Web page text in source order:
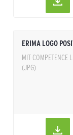
ERIMA LOGO
MIT COMPETENCE
(JPG)